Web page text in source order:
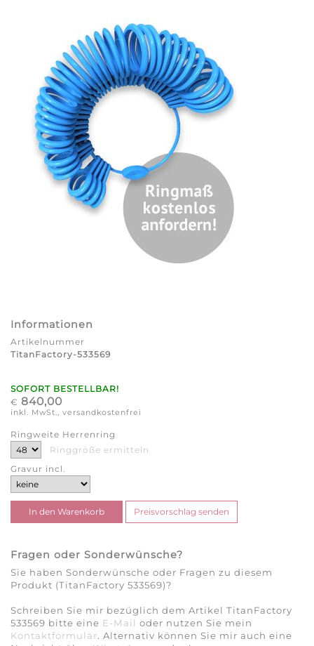
Informationen
Artikelnummer
TitanFactory-533569
SOFORT BESTELLBAR!
€ 840,00
inkl. MwSt., versandkostenfrei
Ringweite Herrenring
Ringgröße ermitteln
Gravur incl.
Fragen oder Sonderwünsche?
Sie haben Sonderwünsche oder Fragen zu diesem
Produkt (TitanFactory 533569)?
Schreiben Sie mir bezüglich dem Artikel TitanFactory
533569 bitte eine E-Mail oder nutzen Sie mein
Kontaktformular. Alternativ können Sie mir auch eine